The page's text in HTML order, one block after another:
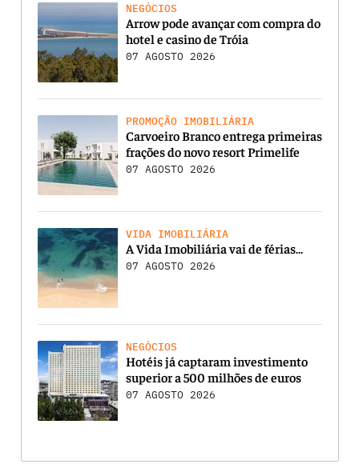
NEGÓCIOS
Arrow pode avançar com compra do
hotel e casino de Tróia
07 AGOSTO 2026
PROMOÇÃO IMOBILIÁRIA
Carvoeiro Branco entrega primeiras
frações do novo resort Primelife
07 AGOSTO 2026
VIDA IMOBILIÁRIA
A Vida Imobiliária vai de férias…
07 AGOSTO 2026
NEGÓCIOS
Hotéis já captaram investimento
superior a 500 milhões de euros
07 AGOSTO 2026